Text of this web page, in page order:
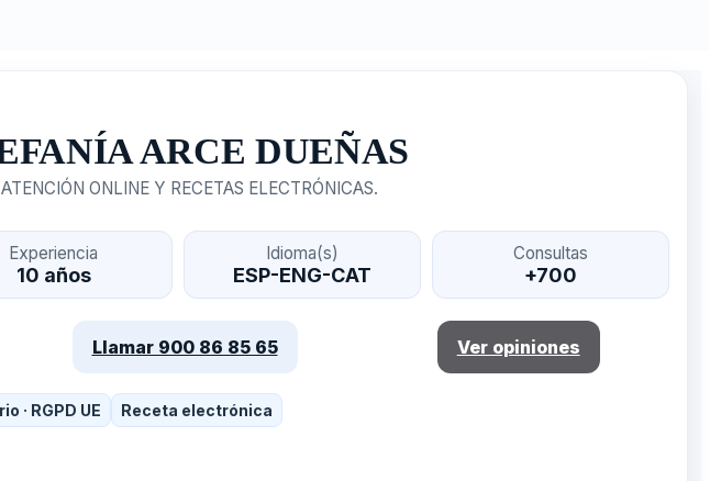
ARCE DUEÑAS
ONLINE Y RECETAS ELECTRÓNICAS.
Experiencia
10 años
Idioma(s)
ESP-ENG-CAT
Consultas
+700
Llamar 900 86 85 65 Ver opiniones
· RGPD UE Receta electrónica